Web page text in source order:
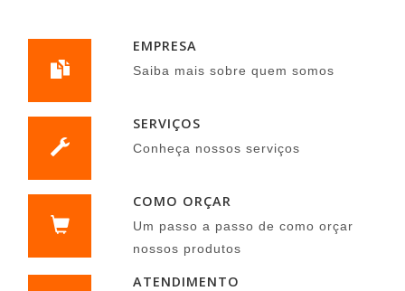
EMPRESA
Saiba mais sobre quem somos
SERVIÇOS
Conheça nossos serviços
COMO ORÇAR
Um passo a passo de como orçar
nossos produtos
ATENDIMENTO